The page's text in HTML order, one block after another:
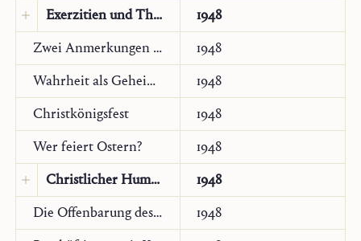
Exerzitien und Theologie
1948
Original: Deutsch
Übersetzung: Französisch
Nouvelle revue théologique144/1 (2022), 95–
104
Übersetzung: Italienisch
Zwei Anmerkungen zu Karl Barth
1948
Wahrheit als Geheimnis
1948
Christkönigsfest
1948
Wer feiert Ostern?
1948
Christlicher Humanismus
1948
Original: DeutschDie Offenbarung des Heiligen Geistes
1948